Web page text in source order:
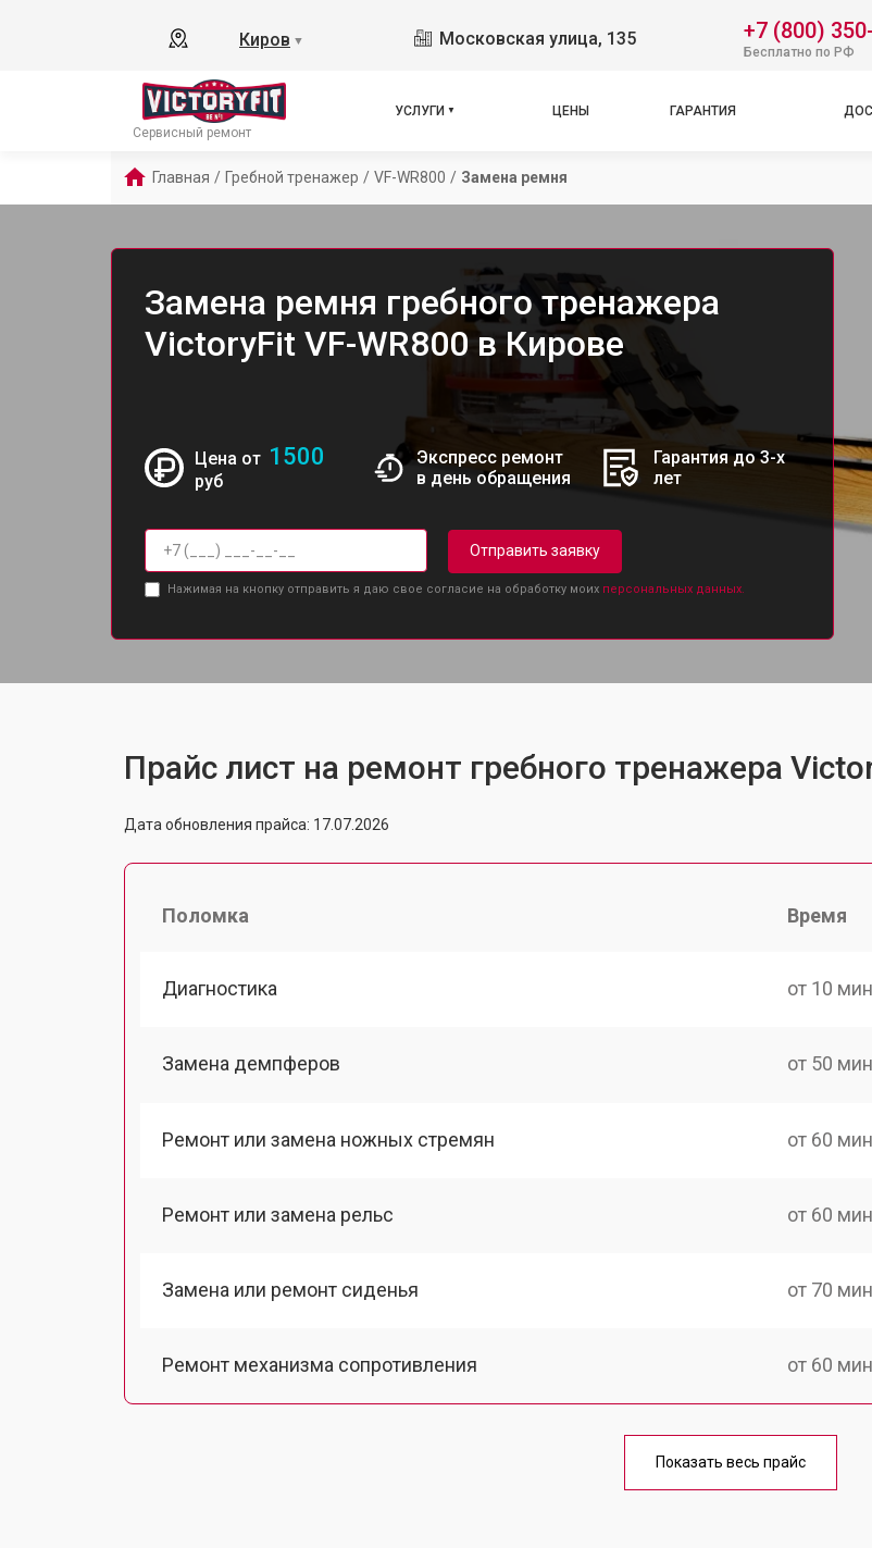
Киров ▼ Московская улица, 135 +7 (800)
Бесплатно по РФ
Сервисный ремонт
УСЛУГИ ЦЕНЫ ГАРАНТИЯ
Главная / Гребной тренажер / VF-WR800 / Замена ремня
Замена ремня гребного тренажера
VictoryFit VF-WR800 в Кирове
Цена от 1500
руб
Экспресс ремонт
в день обращения
Гарантия до 3-х
лет
Отправить заявку
Нажимая на кнопку отправить я даю свое согласие на обработку моих персональных данных.
Прайс лист на ремонт гребного тренажера
Дата обновления прайса: 17.07.2026
Поломка Время
Диагностика от 10 мин
Замена демпферов от 50 мин
Ремонт или замена ножных стремян от 60 мин
Ремонт или замена рельс от 60 мин
Замена или ремонт сиденья от 70 мин
Ремонт механизма сопротивления от 60 мин
от 60 мин
Показать весь прайс